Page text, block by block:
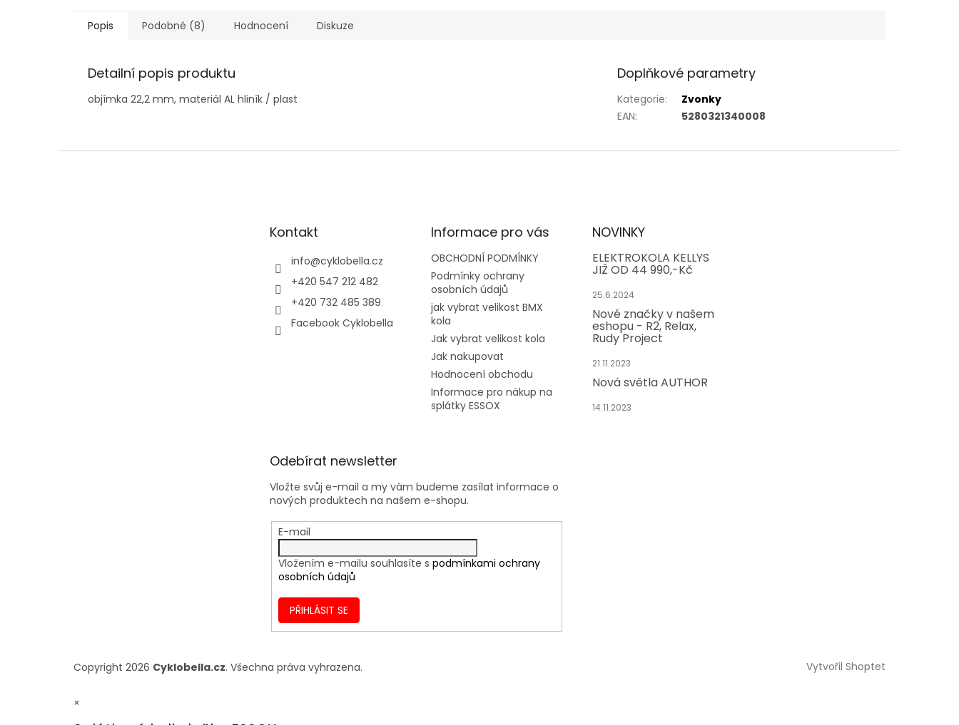
Popis Podobné (8) Hodnocení Diskuze
Detailní popis produktu
objímka 22,2 mm, materiál AL hliník / plast
Doplňkové parametry
Kategorie:
Zvonky
EAN: 5280321340008
Kontakt
info@cyklobella.cz
+420 547 212 482
+420 732 485 389
Facebook Cyklobella
Informace pro vás
OBCHODNÍ PODMÍNKY
Podmínky ochrany
osobních údajů
jak vybrat velikost BMX
kola
Jak vybrat velikost kola
Jak nakupovat
Hodnocení obchodu
Informace pro nákup na
splátky ESSOX
NOVINKY
ELEKTROKOLA KELLYS
JIŽ OD 44 990,-Kč
25.6.2024
Nové značky v našem
eshopu - R2, Relax,
Rudy Project
21.11.2023
Nová světla AUTHOR
14.11.2023
Odebírat newsletter
Vložte svůj e-mail a my vám budeme zasílat informace o
nových produktech na našem e-shopu.
E-mail
Vložením e-mailu souhlasíte s podmínkami ochrany
osobních údajů
PŘIHLÁSIT SE
Vytvořil Shoptet
Copyright 2026 Cyklobella.cz. Všechna práva vyhrazena.
×